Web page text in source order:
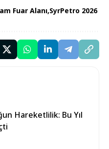
Fuar Alanı SyrPetro 2026
Hareketlilik: Bu Yıl